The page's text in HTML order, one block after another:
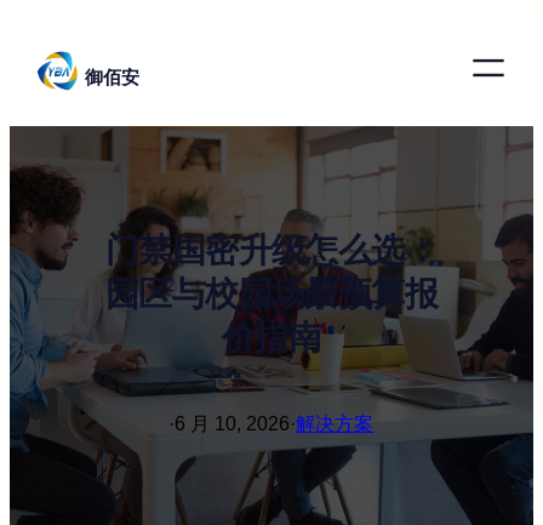
御佰安
门禁国密升级怎么选：
园区与校园场景预算报
价指南
·6 月 10, 2026·解决方案